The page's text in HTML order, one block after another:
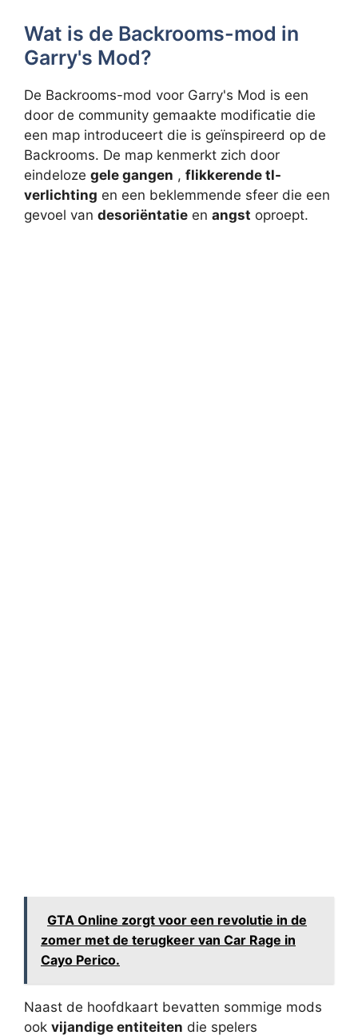
Wat is de Backrooms-mod in
Garry's Mod?
De Backrooms-mod voor Garry's Mod is een
door de community gemaakte modificatie die
een map introduceert die is geïnspireerd op de
Backrooms. De map kenmerkt zich door
eindeloze gele gangen , flikkerende tl-
verlichting en een beklemmende sfeer die een
gevoel van desoriëntatie en angst oproept.
GTA Online zorgt voor een revolutie in de
zomer met de terugkeer van Car Rage in
Cayo Perico.
Naast de hoofdkaart bevatten sommige mods
ook vijandige entiteiten die spelers